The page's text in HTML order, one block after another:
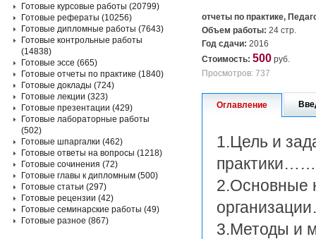
отчеты по практике,
Объем работы: 24 стр.
Год сдачи: 2016
Стоимость: 500 руб.
Просмотров: 737
Оглавление
1.Цель и
2.Основные
3.Методы и
Готовые курсовые работы (20799)
Готовые рефераты (10256)
Готовые дипломные работы (7643)
Готовые контрольные работы
(14838)
Готовые эссе (665)
Готовые отчеты по практике (1840)
Готовые доклады (724)
Готовые лекции (323)
Готовые презентации (429)
Готовые лабораторные работы
(502)
Готовые шпаргалки (462)
Готовые ответы на вопросы (1218)
Готовые сочинения (72)
Готовые главы к дипломным (500)
Готовые статьи (297)
Готовые рецензии (42)
Готовые семинарские работы (49)
Готовые разное (867)